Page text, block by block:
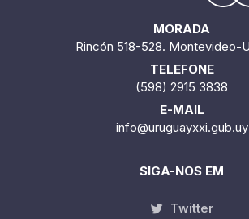
MORADA
Rincón 518-528. Montevideo-
TELEFONE
(598) 2915 3838
E-MAIL
info@uruguayxxi.gub.uy
SIGA-NOS EM
Twitter